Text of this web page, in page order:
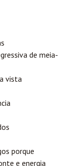
de meia-
vista
porque
e energia